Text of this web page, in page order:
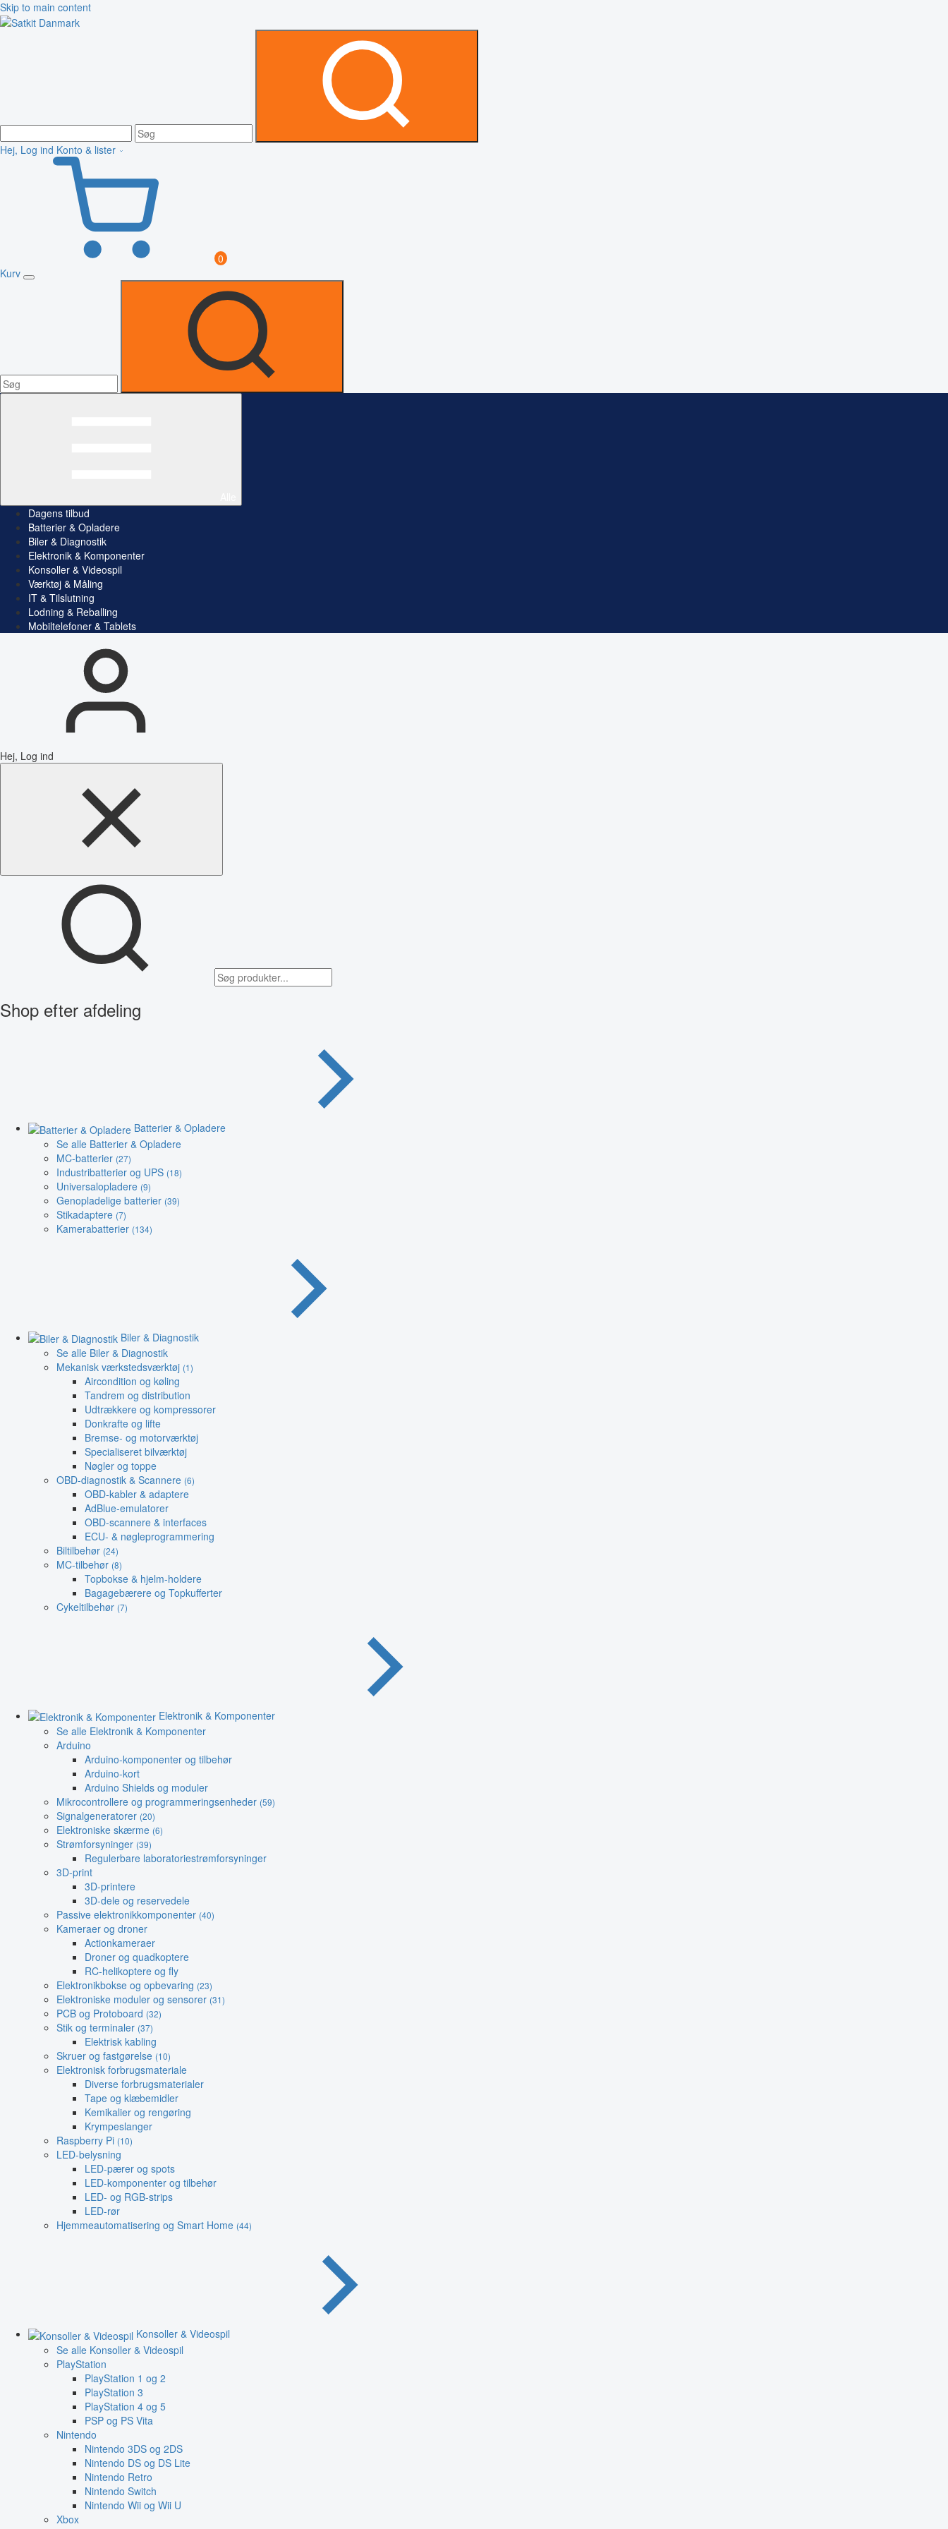
Skip to main content
Hej, Log ind Konto & lister
0
Kurv
Dagens tilbud
Batterier & Opladere
Biler & Diagnostik
Elektronik & Komponenter
Konsoller & Videospil
Værktøj & Måling
IT & Tilslutning
Lodning & Reballing
Mobiltelefoner & Tablets
Hej, Log ind
Shop efter afdeling
Batterier & Opladere
Se alle Batterier & Opladere
MC-batterier (27)
Industribatterier og UPS (18)
Universalopladere (9)
Genopladelige batterier (39)
Stikadaptere (7)
Kamerabatterier (134)
Biler & Diagnostik
Se alle Biler & Diagnostik
Mekanisk værkstedsværktøj (1)
Aircondition og køling
Tandrem og distribution
Udtrækkere og kompressorer
Donkrafte og lifte
Bremse- og motorværktøj
Specialiseret bilværktøj
Nøgler og toppe
OBD-diagnostik & Scannere (6)
OBD-kabler & adaptere
AdBlue-emulatorer
OBD-scannere & interfaces
ECU- & nøgleprogrammering
Biltilbehør (24)
MC-tilbehør (8)
Topbokse & hjelm-holdere
Bagagebærere og Topkufferter
Cykeltilbehør (7)
Elektronik & Komponenter
Se alle Elektronik & Komponenter
Arduino
Arduino-komponenter og tilbehør
Arduino-kort
Arduino Shields og moduler
Mikrocontrollere og programmeringsenheder (59)
Signalgeneratorer (20)
Elektroniske skærme (6)
Strømforsyninger (39)
Regulerbare laboratoriestrømforsyninger
3D-print
3D-printere
3D-dele og reservedele
Passive elektronikkomponenter (40)
Kameraer og droner
Actionkameraer
Droner og quadkoptere
RC-helikoptere og fly
Elektronikbokse og opbevaring (23)
Elektroniske moduler og sensorer (31)
PCB og Protoboard (32)
Stik og terminaler (37)
Elektrisk kabling
Skruer og fastgørelse (10)
Elektronisk forbrugsmateriale
Diverse forbrugsmaterialer
Tape og klæbemidler
Kemikalier og rengøring
Krympeslanger
Raspberry Pi (10)
LED-belysning
LED-pærer og spots
LED-komponenter og tilbehør
LED- og RGB-strips
LED-rør
Hjemmeautomatisering og Smart Home (44)
Konsoller & Videospil
Se alle Konsoller & Videospil
PlayStation
PlayStation 1 og 2
PlayStation 3
PlayStation 4 og 5
PSP og PS Vita
Nintendo
Nintendo 3DS og 2DS
Nintendo DS og DS Lite
Nintendo Retro
Nintendo Switch
Nintendo Wii og Wii U
Xbox